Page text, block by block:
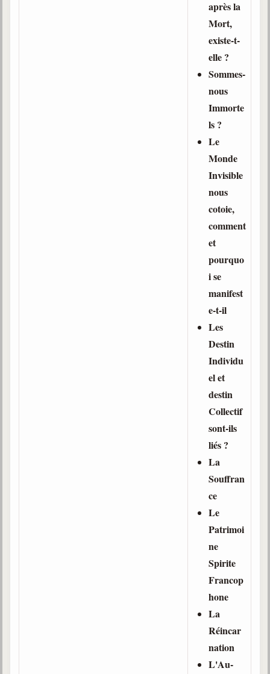
après la
Mort,
existe-t-
elle ?
Sommes-
nous
Immorte
ls ?
Le
Monde
Invisible
nous
cotoie,
comment
et
pourquo
i se
manifest
e-t-il
Les
Destin
Individu
el et
destin
Collectif
sont-ils
liés ?
La
Souffran
ce
Le
Patrimoi
ne
Spirite
Francop
hone
La
Réincar
nation
L'Au-